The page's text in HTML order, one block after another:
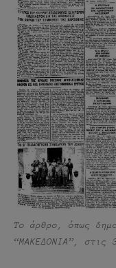
Το άρθρο, όπως
“ΜΑΚΕΔΟΝΙΑ”, στις